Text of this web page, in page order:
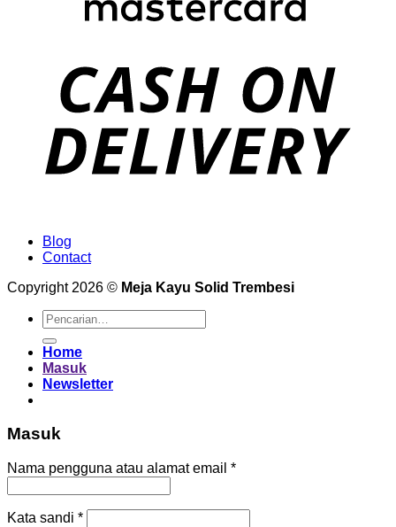
Blog
Contact
Copyright 2026 © Meja Kayu Solid Trembesi
Pencarian
untuk:
Home
Masuk
Newsletter
Masuk
Nama pengguna atau alamat email *Wajib
Kata sandi *Wajib